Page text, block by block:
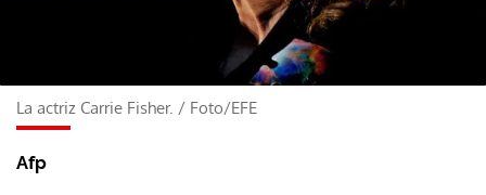
La actriz Carrie Fisher. / Foto/EFE
Afp